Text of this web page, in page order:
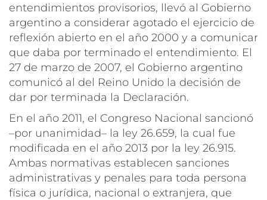
entendimientos provisorios, llevó al Gobierno
argentino a considerar agotado el ejercicio de
reflexión abierto en el año 2000 y a comunicar
que daba por terminado el entendimiento. El
27 de marzo de 2007, el Gobierno argentino
comunicó al del Reino Unido la decisión de
dar por terminada la Declaración.
En el año 2011, el Congreso Nacional sancionó
–por unanimidad– la ley 26.659, la cual fue
modificada en el año 2013 por la ley 26.915.
Ambas normativas establecen sanciones
administrativas y penales para toda persona
física o jurídica, nacional o extranjera, que